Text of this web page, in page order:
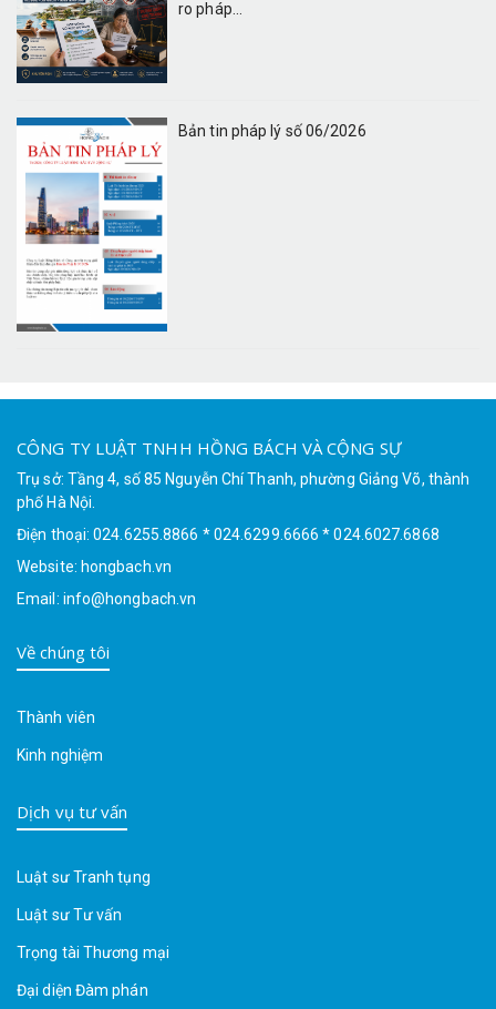
ro pháp...
Bản tin pháp lý số 06/2026
CÔNG TY LUẬT TNHH HỒNG BÁCH VÀ CỘNG SỰ
Trụ sở: Tầng 4, số 85 Nguyễn Chí Thanh, phường Giảng Võ, thành
phố Hà Nội.
Điện thoại: 024.6255.8866 * 024.6299.6666 * 024.6027.6868
Website: hongbach.vn
Email: info@hongbach.vn
Về chúng tôi
Thành viên
Kinh nghiệm
Dịch vụ tư vấn
Luật sư Tranh tụng
Luật sư Tư vấn
Trọng tài Thương mại
Đại diện Đàm phán